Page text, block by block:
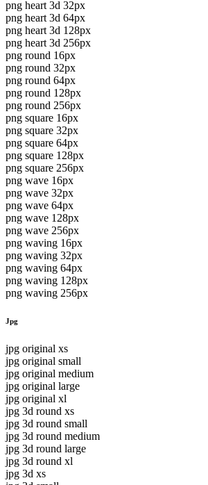
png heart 3d 32px
png heart 3d 64px
png heart 3d 128px
png heart 3d 256px
png round 16px
png round 32px
png round 64px
png round 128px
png round 256px
png square 16px
png square 32px
png square 64px
png square 128px
png square 256px
png wave 16px
png wave 32px
png wave 64px
png wave 128px
png wave 256px
png waving 16px
png waving 32px
png waving 64px
png waving 128px
png waving 256px
Jpg
jpg original xs
jpg original small
jpg original medium
jpg original large
jpg original xl
jpg 3d round xs
jpg 3d round small
jpg 3d round medium
jpg 3d round large
jpg 3d round xl
jpg 3d xs